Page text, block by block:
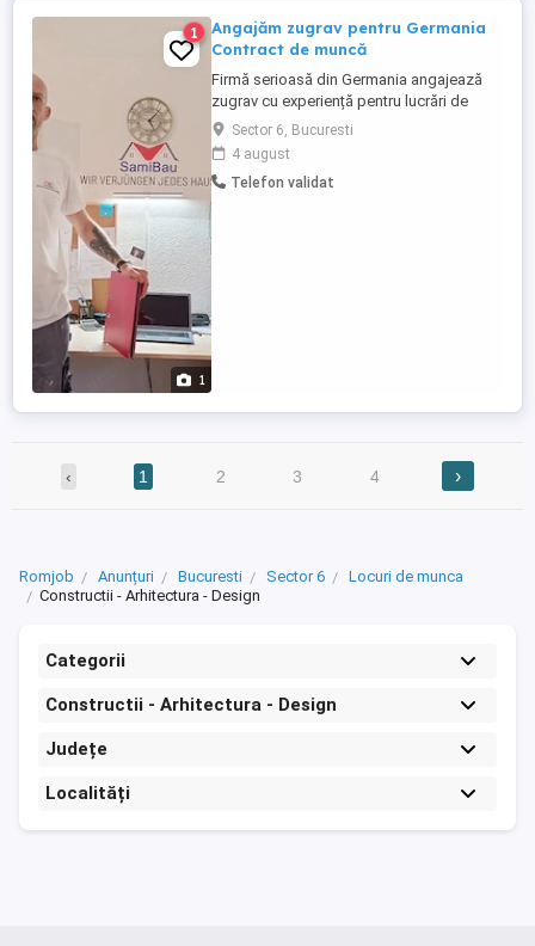
1
1
Angajăm zugrav pentru Germania
Contract de muncă
Firmă serioasă din Germania angajează
zugrav cu experiență pentru lucrări de
finisaje interioare și exterioare. Oferim:
Contract de muncă legal în Germania.
Salariu de început: 15 euro peoră (primele
2 luni). După perioada de probă, dacă ești
Sector 6, Bucuresti
4 august
Telefon validat
‹ 1 2 3 4 ›
Romjob Anunțuri Bucuresti Sector 6
Locuri de munca
Constructii - Arhitectura - Design
Categorii
Constructii - Arhitectura - Design
Județe
Localități